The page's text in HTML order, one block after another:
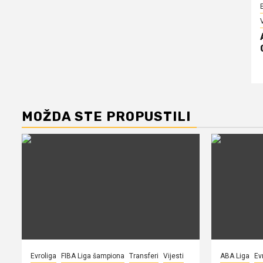
MOŽDA STE PROPUSTILI
Evroliga FIBA Liga šampiona Transferi Vijesti ABA Liga